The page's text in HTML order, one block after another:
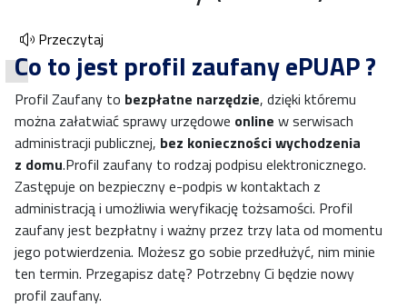
Przeczytaj
Co to jest profil zaufany ePUAP ?
Profil Zaufany to bezpłatne narzędzie, dzięki któremu
można załatwiać sprawy urzędowe online w serwisach
administracji publicznej, bez konieczności wychodzenia
z domu.Profil zaufany to rodzaj podpisu elektronicznego.
Zastępuje on bezpieczny e-podpis w kontaktach z
administracją i umożliwia weryfikację tożsamości. Profil
zaufany jest bezpłatny i ważny przez trzy lata od momentu
jego potwierdzenia. Możesz go sobie przedłużyć, nim minie
ten termin. Przegapisz datę? Potrzebny Ci będzie nowy
profil zaufany.